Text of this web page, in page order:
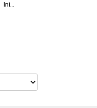
Ini